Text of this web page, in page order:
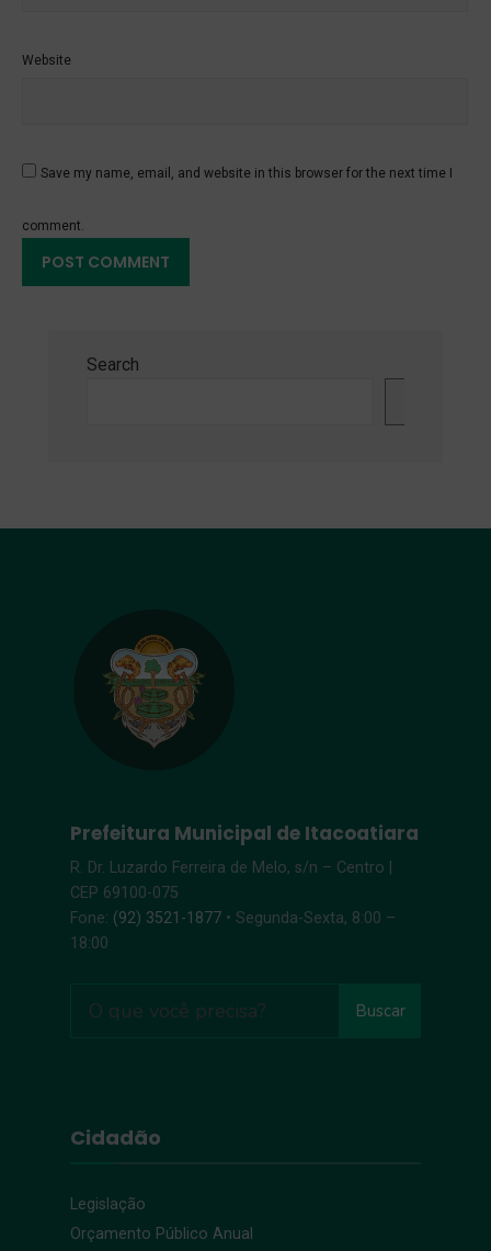
Website
Save my name, email, and website in this browser for the next time I
comment.
Search
Prefeitura Municipal de Itacoatiara
R. Dr. Luzardo Ferreira de Melo, s/n – Centro |
CEP 69100-075
Fone: (92) 3521-1877 • Segunda-Sexta, 8:00 –
18:00
Buscar
Cidadão
Legislação
Orçamento Público Anual